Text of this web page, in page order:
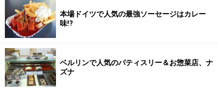
の豆から選べる自家焙煎のコーヒーはもちろん、お茶や
そのほかのドリンクメニューも充実しています。
こちらの記事も参考にどうぞ＞＞＞ベルリンのカフェ
＜DATA＞
■Barcomi's Deli
本場ドイツで人気の最強ソーセージはカレー
味!?
ベルリンで人気のパティスリー＆お惣菜店、ナ
ズナ